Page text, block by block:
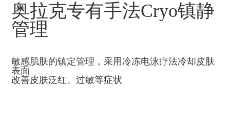
奥拉克专有手法Cryo镇静
管理
敏感肌肤的镇定管理，采用冷冻电泳疗法冷却皮肤
表面
改善皮肤泛红、过敏等症状